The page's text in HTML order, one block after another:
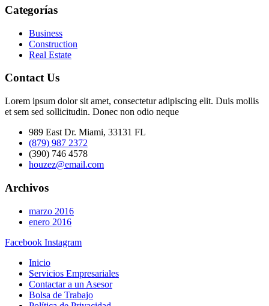
Categorías
Business
Construction
Real Estate
Contact Us
Lorem ipsum dolor sit amet, consectetur adipiscing elit. Duis mollis
et sem sed sollicitudin. Donec non odio neque
989 East Dr. Miami, 33131 FL
(879) 987 2372
(390) 746 4578
houzez@email.com
Archivos
marzo 2016
enero 2016
Facebook Instagram
Inicio
Servicios Empresariales
Contactar a un Asesor
Bolsa de Trabajo